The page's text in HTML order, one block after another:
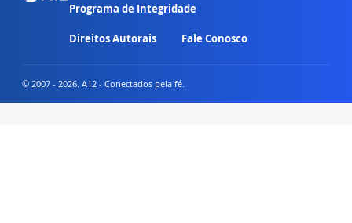
Programa de Integridade
Direitos Autorais Fale Conosco
© 2007 - 2026. A12 - Conectados pela fé.